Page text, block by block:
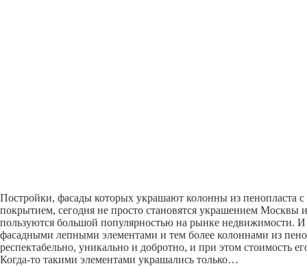
Постройки, фасады которых украшают колонны из пенопласта
покрытием, сегодня не просто становятся украшением Москвы
пользуются большой популярностью на рынке недвижимости.
фасадными лепными элементами и тем более колоннами из
респектабельно, уникально и добротно, и при этом стоимость
Когда-то такими элементами украшались только…